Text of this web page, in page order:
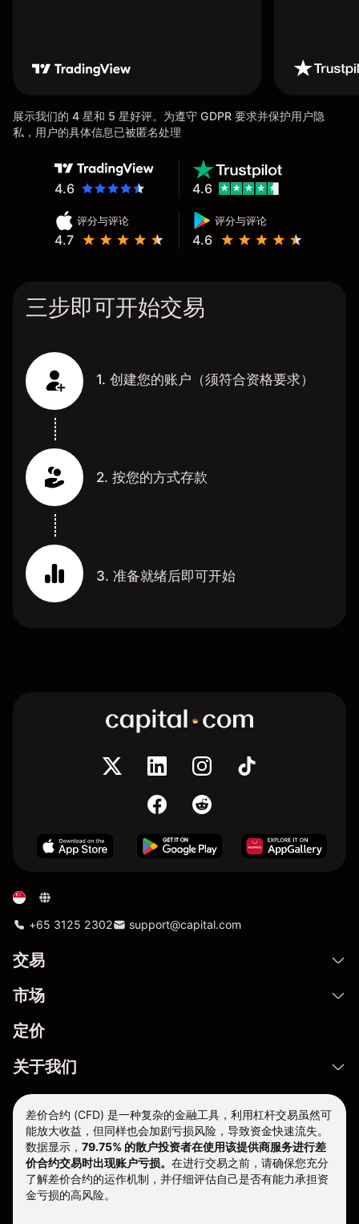
展示我们的 4 星和 5 星好评。为遵守 GDPR 要求并保护用户隐
私，用户的具体信息已被匿名处理
4.6
评分与评论
4.7
评分与评论
4.6
4.6
三步即可开始交易
1. 创建您的账户（须符合资格要求）
2. 按您的方式存款
3. 准备就绪后即可开始
+65 3125 2302 support@capital.com
交易
市场
定价
关于我们
差价合约 (CFD) 是一种复杂的金融工具，利用杠杆交易虽然可
能放大收益，但同样也会加剧亏损风险，导致资金快速流失。
数据显示， 79.75% 的散户投资者在使用该提供商服务进行差
价合约交易时出现账户亏损。 在进行交易之前，请确保您充分
了解差价合约的运作机制，并仔细评估自己是否有能力承担资
金亏损的高风险。